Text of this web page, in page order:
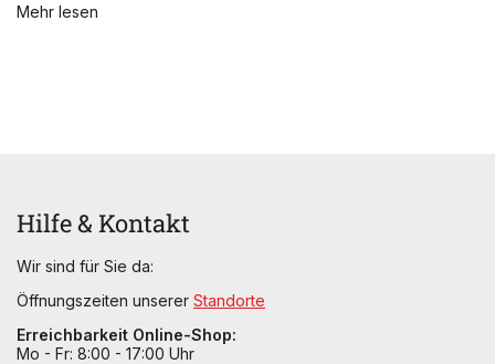
Mehr lesen
Hilfe & Kontakt
Wir sind für Sie da:
Öffnungszeiten unserer Standorte
Erreichbarkeit Online-Shop:
Mo - Fr: 8:00 - 17:00 Uhr